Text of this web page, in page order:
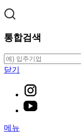
통합검색
닫기
메뉴